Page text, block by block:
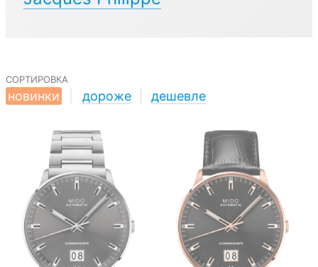
сортировка
новинки
дороже дешевле